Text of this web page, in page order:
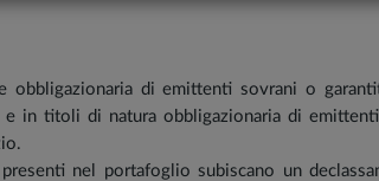
obbligazionaria di emittenti sovrani o
in titoli di natura obbligazionaria di
nel portafoglio subiscano un